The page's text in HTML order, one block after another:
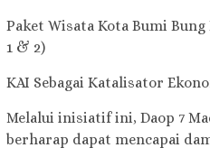
Paket Wisata Kota Bumi
1 & 2)
KAI Sebagai Katalisator
Melalui inisiatif ini, Daop 7
berharap dapat mencapai